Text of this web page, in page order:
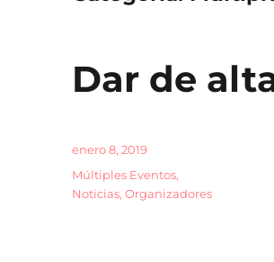
Dar de
Publicado
enero 8, 2019
Categorías
Múltiples Eventos,
Noticias,Organizadores